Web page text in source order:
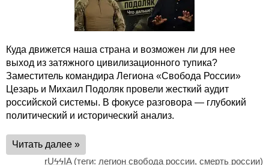
Куда движется наша страна и возможен ли для нее
выход из затяжного цивилизационного тупика?
Заместитель командира Легиона «Свобода России»
Цезарь и Михаил Подоляк провели жесткий аудит
российской системы. В фокусе разговора — глубокий
политический и исторический анализ.
Читать далее »
rUϟϟIA(теги: легион свобода россии, смерть россии)